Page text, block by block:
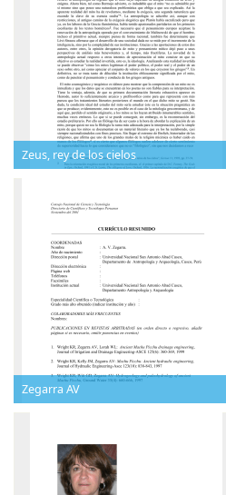
Zeus, rey de los cielos
Zegarra AV